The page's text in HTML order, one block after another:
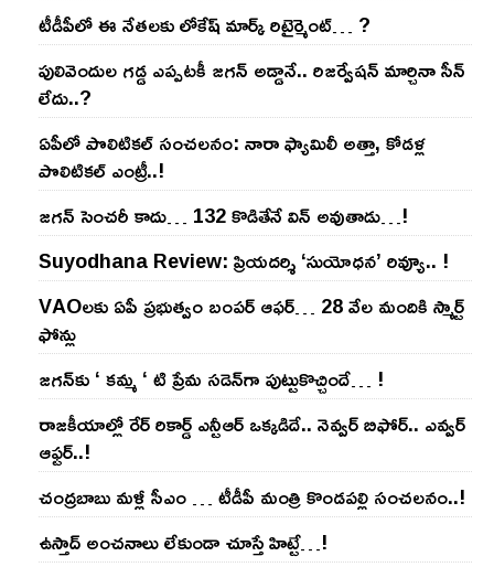
టీడీపీలో ఈ నేత‌ల‌కు లోకేష్ మార్క్ రిటైర్మెంట్‌… ?
పులివెందుల గ‌డ్డ ఎప్ప‌ట‌కీ జ‌గ‌న్ అడ్డానే.. రిజ‌ర్వేష‌న్ మార్చినా సీన్
లేదు..?
ఏపీలో పొలిటిక‌ల్ సంచ‌ల‌నం: నారా ఫ్యామిలీ అత్తా, కోడ‌ళ్ల
పొలిటికల్ ఎంట్రీ..!
జ‌గ‌న్ సెంచ‌రీ కాదు… 132 కొడితేనే విన్ అవుతాడు…!
Suyodhana Review: ప్రియదర్శి ‘సుయోధన’ రివ్యూ.. !
VAOల‌కు ఏపీ ప్ర‌భుత్వం బంప‌ర్ ఆఫ‌ర్‌… 28 వేల మందికి స్మార్ట్
ఫోన్లు
జ‌గ‌న్‌కు ‘ క‌మ్మ ‘ టి ప్రేమ స‌డెన్‌గా పుట్టుకొచ్చిందే… !
రాజ‌కీయాల్లో రేర్ రికార్డ్ ఎన్టీఆర్ ఒక్క‌డిదే.. నెవ్వ‌ర్ బిఫోర్‌.. ఎవ్వ‌ర్
ఆఫ్ట‌ర్‌..!
చంద్ర‌బాబు మ‌ళ్లీ సీఎం … టీడీపీ మంత్రి కొండ‌ప‌ల్లి సంచ‌ల‌నం..!
ఉస్తాద్ అంచ‌నాలు లేకుండా చూస్తే హిట్టే…!